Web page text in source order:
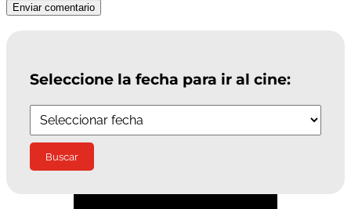
Enviar comentario
Seleccione la fecha para ir al cine: